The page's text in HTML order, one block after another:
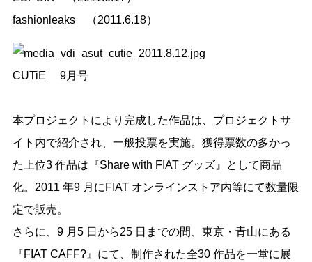
fashionleaks （2011.6.18）
CUTiE 9月号
本プロジェクトにより完成した作品は、プロジェクトサ
イト内で紹介され、一般投票を実施。獲得票数の多かっ
た上位3 作品は『Share with FIAT グッズ』として商品
化。2011 年9 月にFIAT オンラインストア内等にて数量限
定で販売。
さらに、9 月5 日から25 日までの間、東京・青山にある
『FIAT CAFF?』にて、制作された全30 作品を一堂に展